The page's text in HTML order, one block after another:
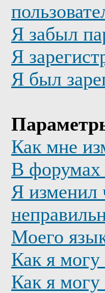
Я забыл
Я
Я был
Как мне
В форумах
Я изменил
Моего
Как я
Как я могу